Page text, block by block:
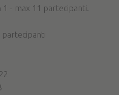
- max 11 partecipanti.
partecipanti